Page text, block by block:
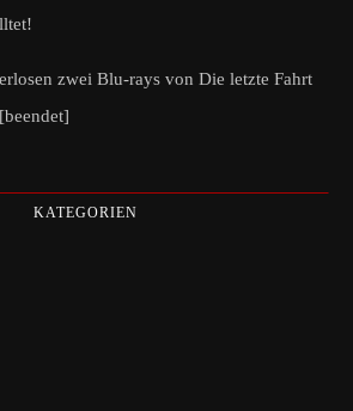
zwei Blu-rays von Die letzte Fahrt
KATEGORIEN